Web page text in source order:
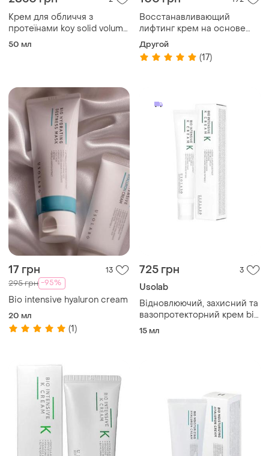
Крем для обличчя з
протеїнами koy solid volume
core cream 50ml
50 мл
Восстанавливающий
лифтинг крем на основе
полинуклеотидов и
пептидов
Другой
(17)
17 грн 13
295 грн -95%
Bio intensive hyaluron cream
20 мл
(1)
725 грн 3
Usolab
Відновлюючий, захисний та
вазопротекторний крем bio
intensive k cream
15 мл